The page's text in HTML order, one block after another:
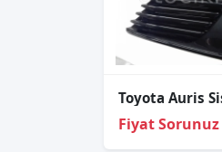
Fiyat Sorunuz